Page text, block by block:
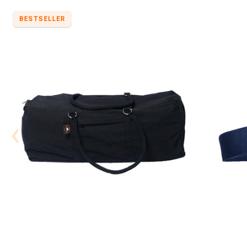
gibt es unzählige weitere Farben für dich. Benötigst du ein
BESTSELLER
‹